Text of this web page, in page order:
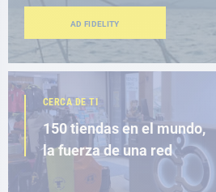
AD FIDELITY
CERCA DE TI
150 tiendas en el mundo,
la fuerza de una red